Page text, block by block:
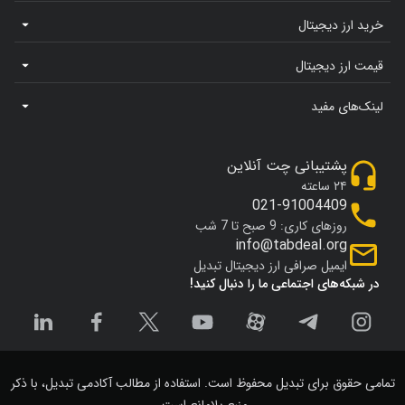
خرید ارز دیجیتال
قیمت ارز دیجیتال
لینک‌های مفید
در شبکه‌های اجتماعی ما را دنبال کنید!
پشتیبانی چت آنلاین
۲۴ ساعته
021-91004409
روزهای کاری: 9 صبح تا 7 شب
info@tabdeal.org
ایمیل صرافی ارز دیجیتال تبدیل
تمامی حقوق برای تبدیل محفوظ است. استفاده از مطالب آکادمی تبدیل، با ذکر